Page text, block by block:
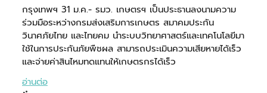
กรุงเทพฯ 31 ม.ค.- รมว. เกษตรฯ เป็นประธานลงนามความ
ร่วมมือระหว่างกรมส่งเสริมการเกษตร สมาคมประกัน
วินาศภัยไทย และไทยคม นำระบบวิทยาศาสตร์และเทคโนโลยีมา
ใช้ในการประกันภัยพืชผล สามารถประเมินความเสียหายได้เร็ว
และจ่ายค่าสินไหมทดแทนให้เกษตรกรได้เร็ว
อ่านต่อ